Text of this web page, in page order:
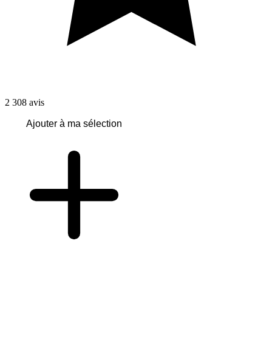
2 308 avis
Ajouter à ma sélection